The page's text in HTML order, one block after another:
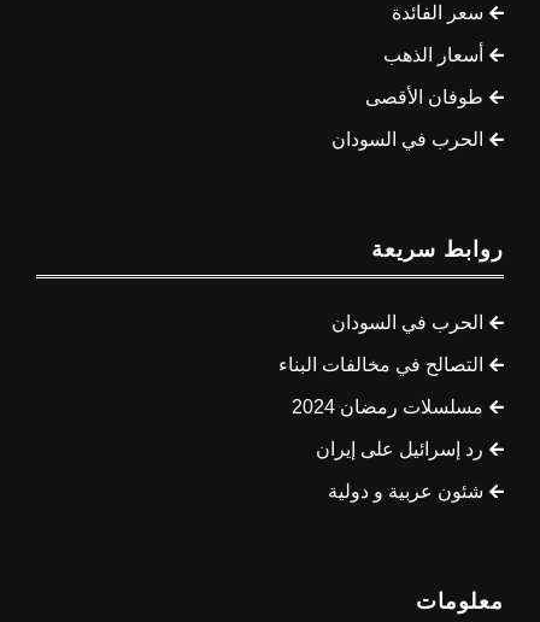
سعر الفائدة
أسعار الذهب
طوفان الأقصى
الحرب في السودان
روابط سريعة
الحرب في السودان
التصالح في مخالفات البناء
مسلسلات رمضان 2024
رد إسرائيل على إيران
شئون عربية و دولية
معلومات